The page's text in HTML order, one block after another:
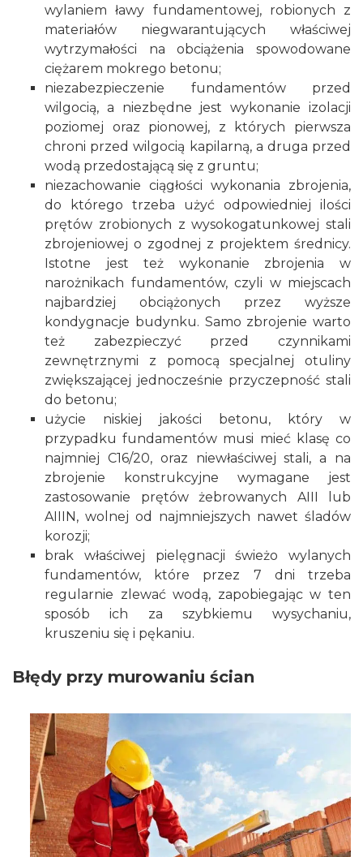
wylaniem ławy fundamentowej, robionych z
materiałów niegwarantujących właściwej
wytrzymałości na obciążenia spowodowane
ciężarem mokrego betonu;
niezabezpieczenie fundamentów przed
wilgocią, a niezbędne jest wykonanie izolacji
poziomej oraz pionowej, z których pierwsza
chroni przed wilgocią kapilarną, a druga przed
wodą przedostającą się z gruntu;
niezachowanie ciągłości wykonania zbrojenia,
do którego trzeba użyć odpowiedniej ilości
prętów zrobionych z wysokogatunkowej stali
zbrojeniowej o zgodnej z projektem średnicy.
Istotne jest też wykonanie zbrojenia w
narożnikach fundamentów, czyli w miejscach
najbardziej obciążonych przez wyższe
kondygnacje budynku. Samo zbrojenie warto
też zabezpieczyć przed czynnikami
zewnętrznymi z pomocą specjalnej otuliny
zwiększającej jednocześnie przyczepność stali
do betonu;
użycie niskiej jakości betonu, który w
przypadku fundamentów musi mieć klasę co
najmniej C16/20, oraz niewłaściwej stali, a na
zbrojenie konstrukcyjne wymagane jest
zastosowanie prętów żebrowanych AIII lub
AIIIN, wolnej od najmniejszych nawet śladów
korozji;
brak właściwej pielęgnacji świeżo wylanych
fundamentów, które przez 7 dni trzeba
regularnie zlewać wodą, zapobiegając w ten
sposób ich za szybkiemu wysychaniu,
kruszeniu się i pękaniu.
Błędy przy murowaniu ścian